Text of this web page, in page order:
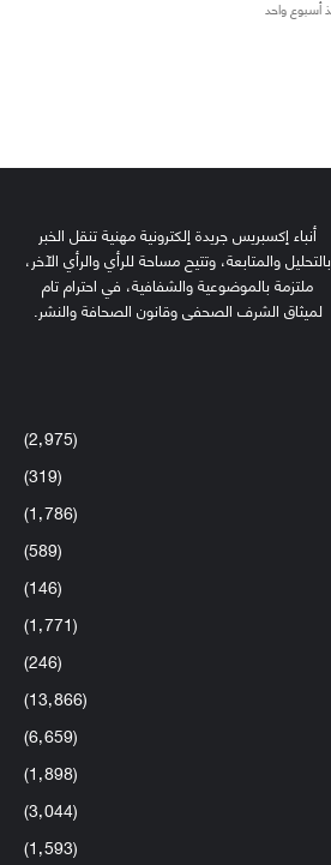
أنباء إكسبريس جريدة إلكترونية مهنية تنقل الخبر
بالتحليل والمتابعة، وتتيح مساحة للرأي والرأي الآخر،
ملتزمة بالموضوعية والشفافية، في احترام تام
لميثاق الشرف الصحفي وقانون الصحافة والنشر.
(2٬975)
(319)
(1٬786)
(589)
(146)
(1٬771)
(246)
(13٬866)
(6٬659)
(1٬898)
(3٬044)
(1٬593)